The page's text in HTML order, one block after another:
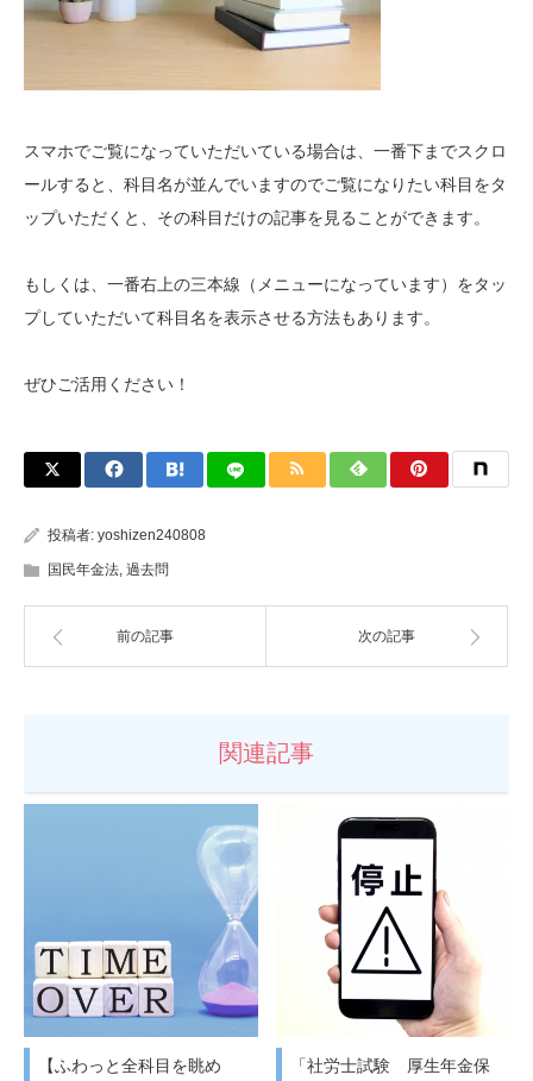
スマホでご覧になっていただいている場合は、一番下までスクロ
ールすると、科目名が並んでいますのでご覧になりたい科目をタ
ップいただくと、その科目だけの記事を見ることができます。
もしくは、一番右上の三本線（メニューになっています）をタッ
プしていただいて科目名を表示させる方法もあります。
ぜひご活用ください！
投稿者: yoshizen240808
国民年金法, 過去問
前の記事 次の記事
関連記事
【ふわっと全科目を眺め
「社労士試験 厚生年金保